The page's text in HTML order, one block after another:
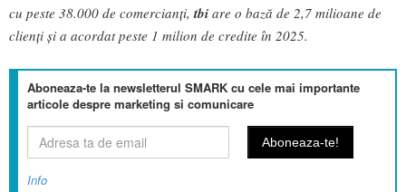
cu peste 38.000 de comercianți, tbi are o bază de 2,7 milioane de
clienți și a acordat peste 1 milion de credite în 2025.
Aboneaza-te la newsletterul SMARK cu cele mai importante
articole despre marketing si comunicare
Info